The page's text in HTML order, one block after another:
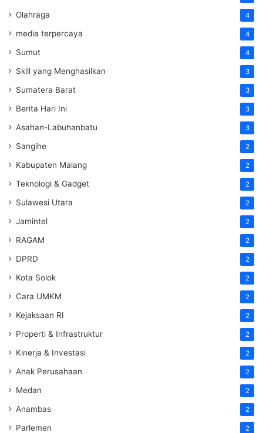
Olahraga 4
media terpercaya 4
Sumut 4
Skill yang Menghasilkan 3
Sumatera Barat 3
Berita Hari Ini 3
Asahan-Labuhanbatu 3
Sangihe 2
Kabupaten Malang 2
Teknologi & Gadget 2
Sulawesi Utara 2
Jamintel 2
RAGAM 2
DPRD 2
Kota Solok 2
Cara UMKM 2
Kejaksaan RI 2
Properti & Infrastruktur 2
Kinerja & Investasi 2
Anak Perusahaan 2
Medan 2
Anambas 2
Parlemen 2